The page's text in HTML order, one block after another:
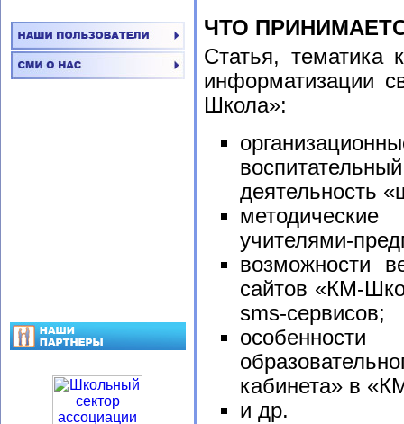
ЧТО
Статья, тематика
информатизации
Школа»:
деятельность
учителями-
возможности
сайтов «КМ-
sms-сервисов;
кабинета» в
и др.